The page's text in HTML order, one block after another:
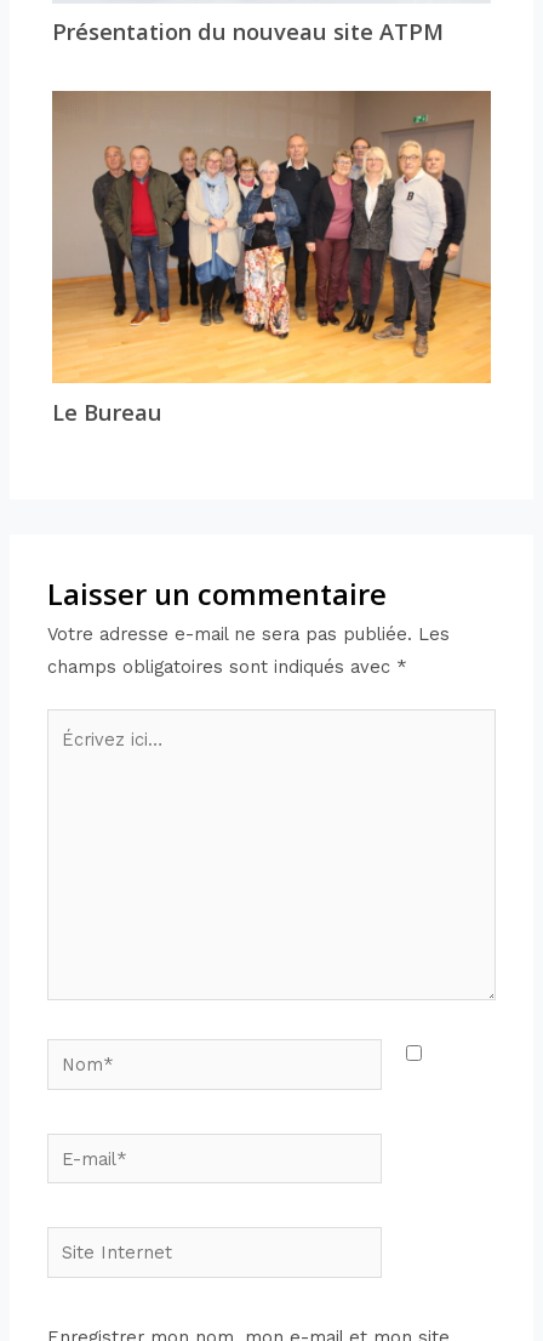
Présentation du nouveau site ATPM
Le Bureau
Laisser un commentaire
Votre adresse e-mail ne sera pas publiée. Les
champs obligatoires sont indiqués avec *
Enregistrer mon nom, mon e-mail et mon site